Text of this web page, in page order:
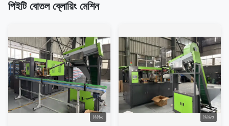
পিইটি বোতল ব্লোয়িং মেশিন
ভিডিও ভিডিও